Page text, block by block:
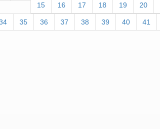
15
16 17 18 19 20
35 36 37 38 39 40 41